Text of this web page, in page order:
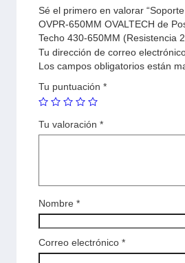
Sé el primero en valorar
OVPR-650MM OVALTECH de
Techo 430-650MM (Resistencia
Tu dirección de correo
Los campos obligatorios están
Tu puntuación *
Tu valoración *
Nombre *
Correo electrónico *